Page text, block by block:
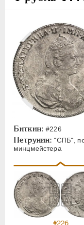
Биткин: #226
Петрунин: "СПБ",
минцмейстера
#226
Гривенник
Пробные
Сибирские
Для Молдовы
Таврические
Монетовидные
ПАВЕЛ I 1796-
АЛЕКСАНДР I
НИКОЛАЙ I 1826-
АЛЕКСАНДР II
АЛЕКСАНДР III
НИКОЛАЙ II
ВРЕМЕННОЕ
ИНОСТРАННЫЕ